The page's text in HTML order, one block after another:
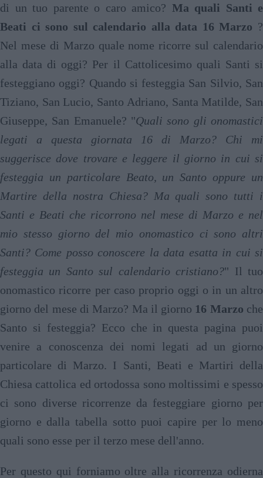
di un tuo parente o caro amico? Ma quali Santi e
Beati ci sono sul calendario alla data 16 Marzo ?
Nel mese di Marzo quale nome ricorre sul calendario
alla data di oggi? Per il Cattolicesimo quali Santi si
festeggiano oggi? Quando si festeggia San Silvio, San
Tiziano, San Lucio, Santo Adriano, Santa Matilde, San
Giuseppe, San Emanuele? "Quali sono gli onomastici
legati a questa giornata 16 di Marzo? Chi mi
suggerisce dove trovare e leggere il giorno in cui si
festeggia un particolare Beato, un Santo oppure un
Martire della nostra Chiesa? Ma quali sono tutti i
Santi e Beati che ricorrono nel mese di Marzo e nel
mio stesso giorno del mio onomastico ci sono altri
Santi? Come posso conoscere la data esatta in cui si
festeggia un Santo sul calendario cristiano?" Il tuo
onomastico ricorre per caso proprio oggi o in un altro
giorno del mese di Marzo? Ma il giorno 16 Marzo che
Santo si festeggia? Ecco che in questa pagina puoi
venire a conoscenza dei nomi legati ad un giorno
particolare di Marzo. I Santi, Beati e Martiri della
Chiesa cattolica ed ortodossa sono moltissimi e spesso
ci sono diverse ricorrenze da festeggiare giorno per
giorno e dalla tabella sotto puoi capire per lo meno
quali sono esse per il terzo mese dell'anno.
Per questo qui forniamo oltre alla ricorrenza odierna